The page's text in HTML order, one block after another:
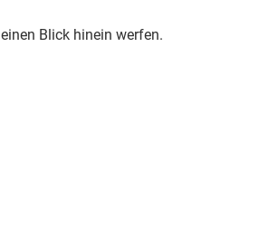
einen Blick hinein werfen.